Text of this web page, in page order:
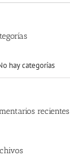
hay categorías
recientes